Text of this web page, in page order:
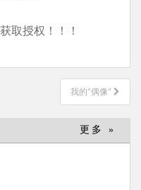
取授权！！！
我的“偶像”
更多 »